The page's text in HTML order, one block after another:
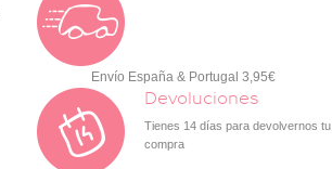
Envío España & Portugal 3,95€
Devoluciones
Tienes 14 días para devolvernos tu
compra